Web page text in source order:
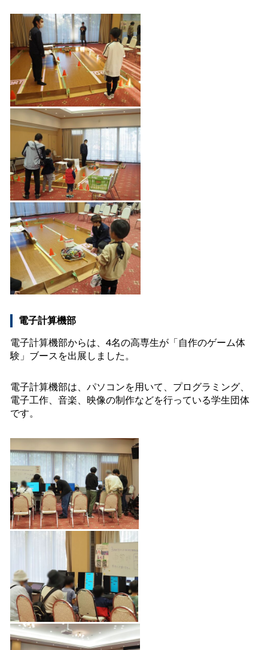
電子計算機部
電子計算機部からは、4名の高専生が「自作のゲーム体
験」ブースを出展しました。
電子計算機部は、パソコンを用いて、プログラミング、
電子工作、音楽、映像の制作などを行っている学生団体
です。